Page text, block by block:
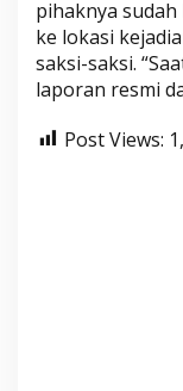
pihaknya
ke lokasi
saksi-saksi.
laporan resmi
Post Views: